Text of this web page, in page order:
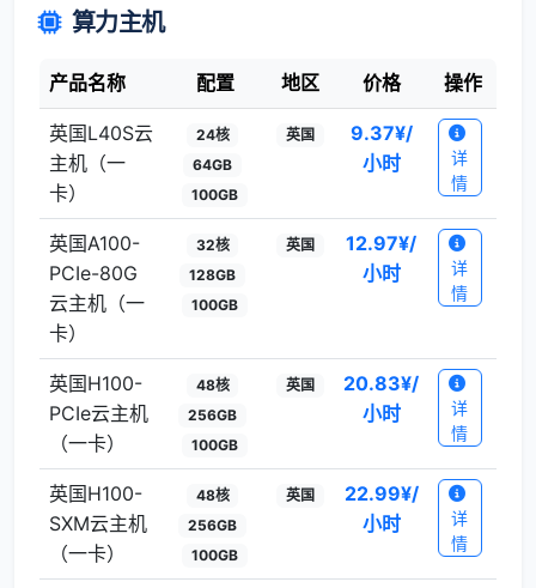
算力主机
产品名称 配置 地区 价格 操作
英国L40S云
主机（一
卡）
24核
64GB
100GB
英国 9.37¥/
小时
详
情
英国A100-
PCIe-80G
云主机（一
卡）
32核
128GB
100GB
英国 12.97¥/
小时
详
情
英国H100-
PCIe云主机
（一卡）
48核
256GB
100GB
英国 20.83¥/
小时
详
情
英国H100-
SXM云主机
（一卡）
48核
256GB
100GB
英国 22.99¥/
小时
详
情